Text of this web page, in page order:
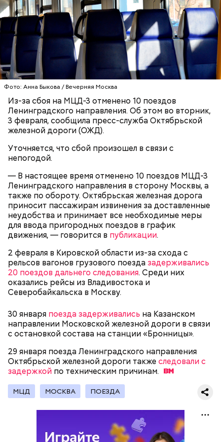
Фото: Анна Быкова / Вечерняя Москва
Из-за сбоя на МЦД-3 отменено 10 поездов
Ленинградского направления. Об этом во вторник,
3 февраля, сообщила пресс-служба Октябрьской
железной дороги (ОЖД).
Уточняется, что сбой произошел в связи с
непогодой.
— В настоящее время отменено 10 поездов МЦД-3
Ленинградского направления в сторону Москвы, а
также по обороту. Октябрьская железная дорога
приносит пассажирам извинения за доставленные
неудобства и принимает все необходимые меры
для ввода пригородных поездов в график
движения, — говорится в публикации.
2 февраля в Кировской области из-за схода с
рельсов вагонов грузового поездазадерживались
20 поездов дальнего следования. Среди них
оказались рейсы из Владивостока и
Северобайкальска в Москву.
30 января поезда задерживались на Казанском
направлении Московской железной дороги в связи
с остановкой состава на станции «Бронницы».
29 января поезда Ленинградского направления
Октябрьской железной дороги также следовали с
задержкой по техническим причинам.
МЦД МОСКВА ПОЕЗДА
— Гасанов, являясь индивидуальным
предпринимательскую деятельность в области
продажи и размещения рекламы в социальных
сетях. С целью сокрытия своих доходов часть
покупателей различных мотивационных курсов и
прогнозов ставок на спорт Гасанов получал на
свои личные лицевые счета как физического лица, а
также на подконтрольные родственникам лицевые
счета, — пояснили в
московской прокуратуре
Родственники обналичивали деньги и возвращали
их Гасанову. А чтобы пользоваться деньгами и не
вызвать подозрений у налоговой, Гасанов либо
распределял их между еще несколькими счетами,
либопокупал на них квартиры.
Блогеру грозило до семи лет лишения свободы.
Миссюры Константин. 3 февраля того же года,
когда молодые люди ехали вместе в машине,
подозреваемый угостил приятеля морсом с
больнице.
— Мы съездили за витаминами, вернулись обратно,
поднялись домой. У него ухудшилось самочувствие
через сутки... Его увезли в больницу,
реанимировали, и там он скончался, — рассказывал
Миссюра на допросе.
Play
Video
Видео: пресс-служба ГСУ СК по Московской области